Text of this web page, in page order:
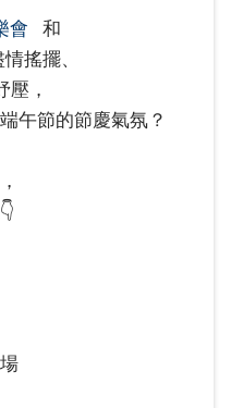
會 和
搖擺、
壓，
午節的節慶氣氛？